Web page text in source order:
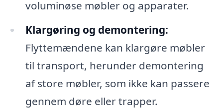
voluminøse møbler og apparater.
Klargøring og demontering:
Flyttemændene kan klargøre møbler
til transport, herunder demontering
af store møbler, som ikke kan passere
gennem døre eller trapper.